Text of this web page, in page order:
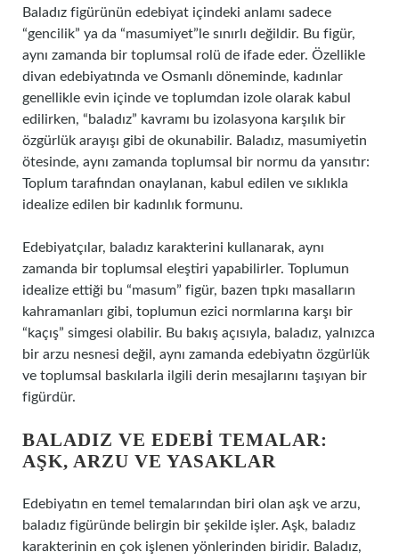
Baladız figürünün edebiyat içindeki anlamı sadece
“gencilik” ya da “masumiyet”le sınırlı değildir. Bu figür,
aynı zamanda bir toplumsal rolü de ifade eder. Özellikle
divan edebiyatında ve Osmanlı döneminde, kadınlar
genellikle evin içinde ve toplumdan izole olarak kabul
edilirken, “baladız” kavramı bu izolasyona karşılık bir
özgürlük arayışı gibi de okunabilir. Baladız, masumiyetin
ötesinde, aynı zamanda toplumsal bir normu da yansıtır:
Toplum tarafından onaylanan, kabul edilen ve sıklıkla
idealize edilen bir kadınlık formunu.
Edebiyatçılar, baladız karakterini kullanarak, aynı
zamanda bir toplumsal eleştiri yapabilirler. Toplumun
idealize ettiği bu “masum” figür, bazen tıpkı masalların
kahramanları gibi, toplumun ezici normlarına karşı bir
“kaçış” simgesi olabilir. Bu bakış açısıyla, baladız, yalnızca
bir arzu nesnesi değil, aynı zamanda edebiyatın özgürlük
ve toplumsal baskılarla ilgili derin mesajlarını taşıyan bir
figürdür.
BALADIZ VE EDEBI TEMALAR:
AŞK, ARZU VE YASAKLAR
Edebiyatın en temel temalarından biri olan aşk ve arzu,
baladız figüründe belirgin bir şekilde işler. Aşk, baladız
karakterinin en çok işlenen yönlerinden biridir. Baladız,